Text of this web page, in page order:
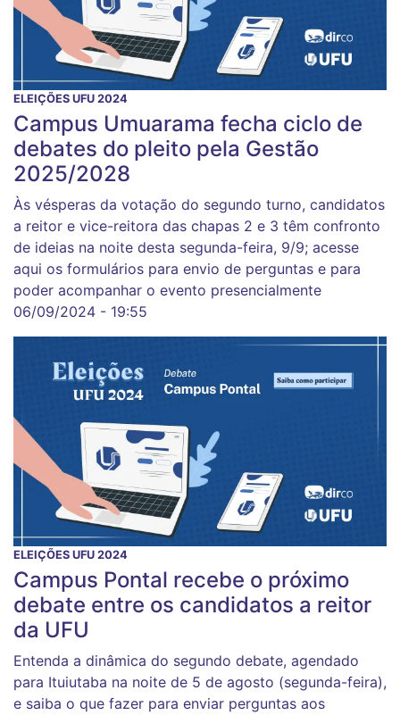
ELEIÇÕES UFU 2024
Campus Umuarama fecha ciclo de
debates do pleito pela Gestão
2025/2028
Às vésperas da votação do segundo turno, candidatos
a reitor e vice-reitora das chapas 2 e 3 têm confronto
de ideias na noite desta segunda-feira, 9/9; acesse
aqui os formulários para envio de perguntas e para
poder acompanhar o evento presencialmente
06/09/2024 - 19:55
ELEIÇÕES UFU 2024
Campus Pontal recebe o próximo
debate entre os candidatos a reitor
da UFU
Entenda a dinâmica do segundo debate, agendado
para Ituiutaba na noite de 5 de agosto (segunda-feira),
e saiba o que fazer para enviar perguntas aos